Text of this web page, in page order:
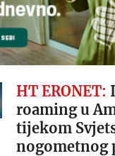
HT ERONET:
roaming u
tijekom
nogometnog